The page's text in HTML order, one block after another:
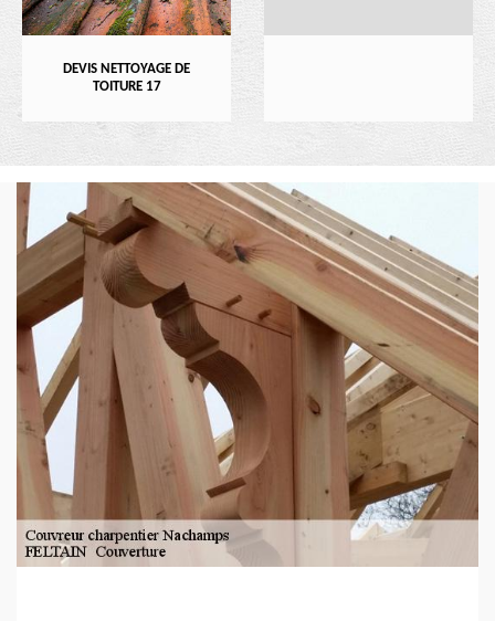
DEVIS NETTOYAGE DE
TOITURE 17